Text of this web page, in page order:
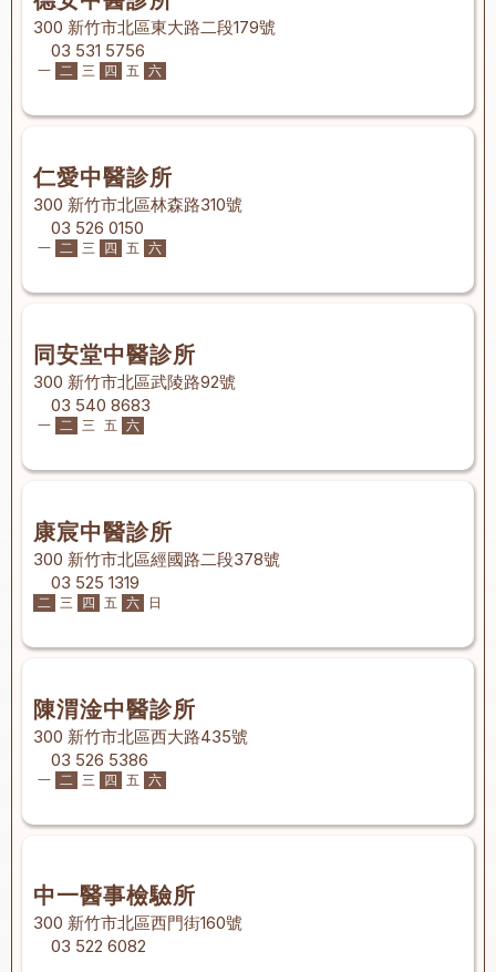
300 新竹市北區東大路二段179號
03 531 5756
一 二 三 四 五 六
仁愛中醫診所
300 新竹市北區林森路310號
03 526 0150
一 二 三 四 五 六
同安堂中醫診所
300 新竹市北區武陵路92號
03 540 8683
一 二 三 五 六
康宸中醫診所
300 新竹市北區經國路二段378號
03 525 1319
二 三 四 五 六 日
陳渭淦中醫診所
300 新竹市北區西大路435號
03 526 5386
一 二 三 四 五 六
中一醫事檢驗所
300 新竹市北區西門街160號
03 522 6082